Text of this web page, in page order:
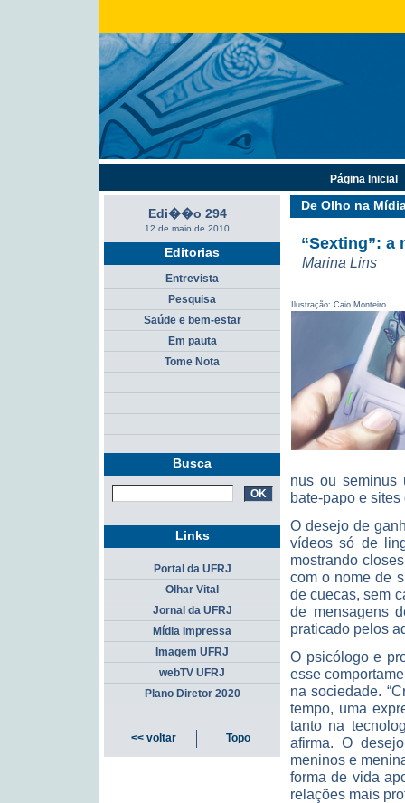
De Olho na
“Sexting”: a
Marina Lins
Ilustração: Caio Monteiro
nus ou seminus
bate-papo e
O desejo de
vídeos só de
mostrando
com o nome de
de cuecas, sem
de mensagens
praticado pelos
O psicólogo e
esse
na sociedade.
tempo, uma
tanto na
afirma. O
meninos e
forma de vida
relações mais
Edi��o 294
12 de maio de 2010
Editorias
Entrevista
Pesquisa
Saúde e bem-estar
Em pauta
Tome Nota
Busca
Página Inicial
Links
Portal da UFRJ
Olhar Vital
Jornal da UFRJ
Mídia Impressa
Imagem UFRJ
webTV UFRJ
Plano Diretor 2020
<< voltar Topo